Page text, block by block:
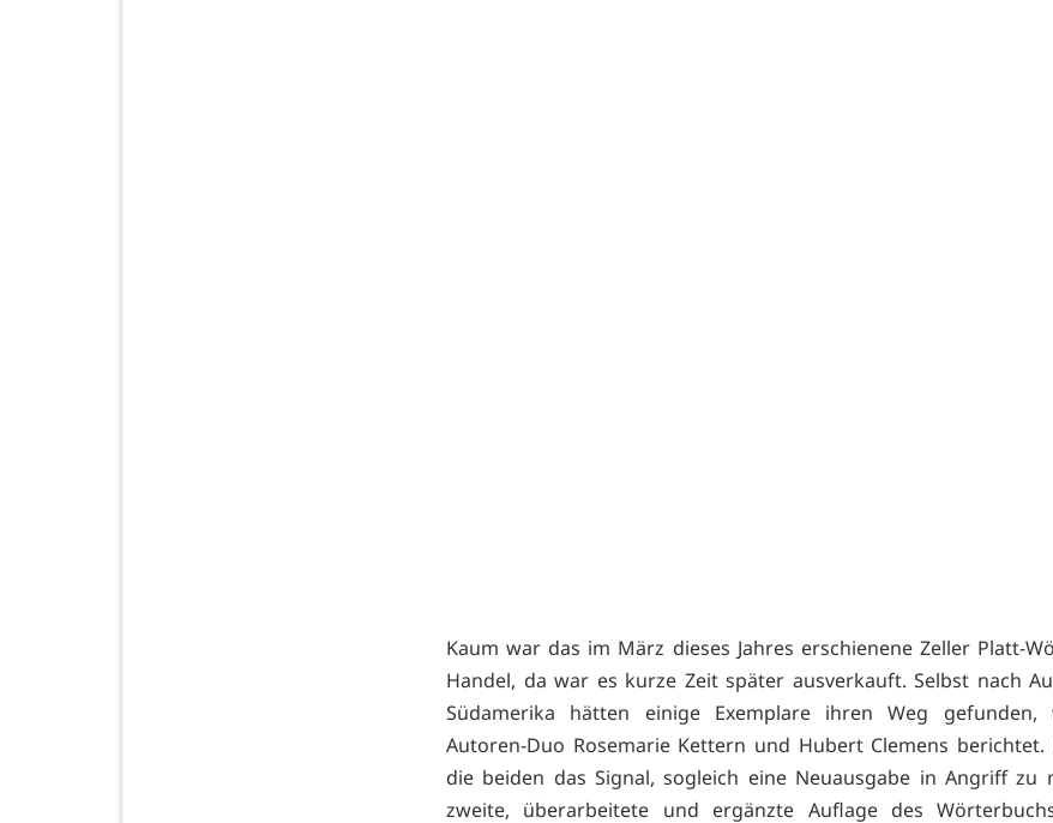
Kaum war das im März dieses Jahres erschienene Zeller Platt-
Handel, da war es kurze Zeit später ausverkauft. Selbst nach
Südamerika hätten einige Exemplare ihren Weg gefunden,
Autoren-Duo Rosemarie Kettern und Hubert Clemens
die beiden das Signal, sogleich eine Neuausgabe in Angriff zu
zweite, überarbeitete und ergänzte Auflage des